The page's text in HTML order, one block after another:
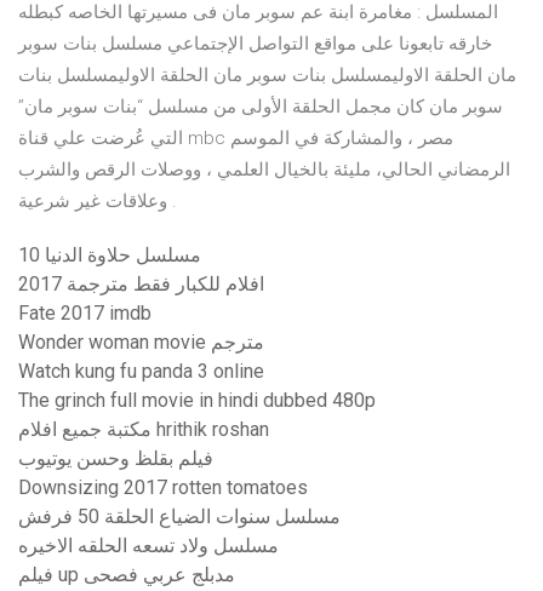
المسلسل : مغامرة ابنة عم سوبر مان فى مسيرتها الخاصه كبطله
خارقه تابعونا على مواقع التواصل الإجتماعي مسلسل بنات سوبر
مان الحلقة الاوليمسلسل بنات سوبر مان الحلقة الاوليمسلسل بنات
سوبر مان كان مجمل الحلقة الأولى من مسلسل “بنات سوبر مان”
التي عُرضت علي قناة mbc مصر ، والمشاركة في الموسم
الرمضاني الحالي، مليئة بالخيال العلمي ، ووصلات الرقص والشرب
وعلاقات غير شرعية .
مسلسل حلاوة الدنيا 10
افلام للكبار فقط مترجمة 2017
Fate 2017 imdb
Wonder woman movie مترجم
Watch kung fu panda 3 online
The grinch full movie in hindi dubbed 480p
مكتبة جميع افلام hrithik roshan
فيلم بقلظ وحسن يوتيوب
Downsizing 2017 rotten tomatoes
مسلسل سنوات الضياع الحلقة 50 فرفش
مسلسل ولاد تسعه الحلقه الاخيره
فيلم up مدبلج عربي فصحى